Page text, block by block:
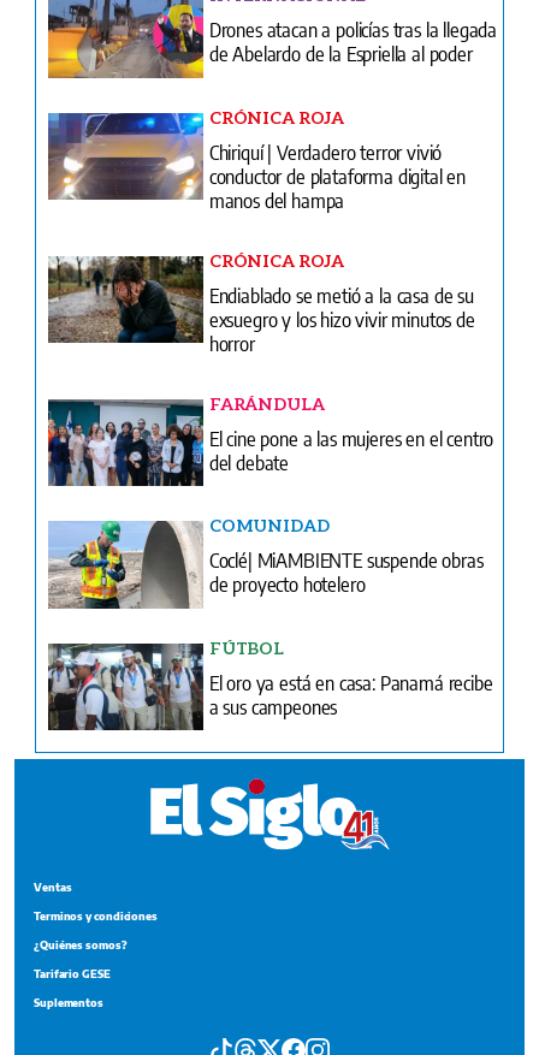
Drones atacan a policías tras la llegada
de Abelardo de la Espriella al poder
CRÓNICA ROJA
Chiriquí | Verdadero terror vivió
conductor de plataforma digital en
manos del hampa
CRÓNICA ROJA
Endiablado se metió a la casa de su
exsuegro y los hizo vivir minutos de
horror
FARÁNDULA
El cine pone a las mujeres en el centro
del debate
COMUNIDAD
Coclé| MiAMBIENTE suspende obras
de proyecto hotelero
FÚTBOL
El oro ya está en casa: Panamá recibe
a sus campeones
Ventas
Terminos y condiciones
¿Quiénes somos?
Tarifario GESE
Suplementos